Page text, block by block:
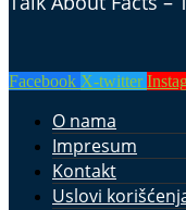
Facebook X-twitter
O nama
Impresum
Kontakt
Uslovi